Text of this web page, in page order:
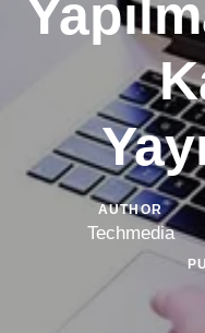
AUTHOR
Techmedia